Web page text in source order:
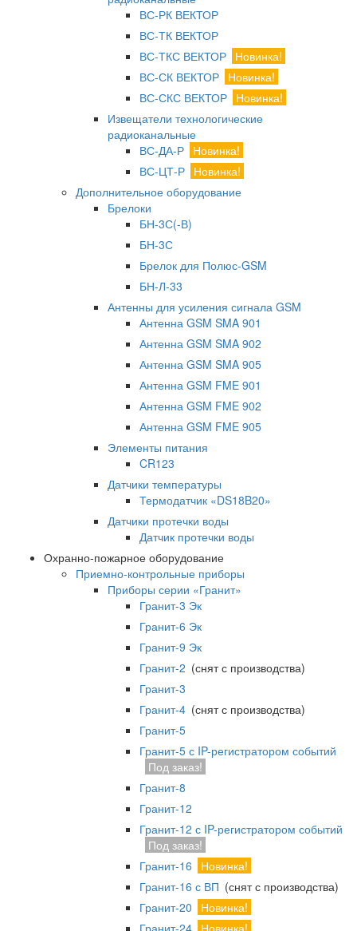
ВС-РК ВЕКТОР
ВС-ТК ВЕКТОР
ВС-ТКС ВЕКТОР Новинка!
ВС-СК ВЕКТОР Новинка!
ВС-СКС ВЕКТОР Новинка!
Извещатели технологические
радиоканальные
ВС-ДА-Р Новинка!
ВС-ЦТ-Р Новинка!
Дополнительное оборудование
Брелоки
БН-3С(-В)
БН-3С
Брелок для Полюс-GSM
БН-Л-33
Антенны для усиления сигнала GSM
Антенна GSM SMA 901
Антенна GSM SMA 902
Антенна GSM SMA 905
Антенна GSM FME 901
Антенна GSM FME 902
Антенна GSM FME 905
Элементы питания
CR123
Датчики температуры
Термодатчик «DS18B20»
Датчики протечки воды
Датчик протечки воды
Охранно-пожарное оборудование
Приемно-контрольные приборы
Приборы серии «Гранит»
Гранит-3 Эк
Гранит-6 Эк
Гранит-9 Эк
Гранит-2 (снят с производства)
Гранит-3
Гранит-4 (снят с производства)
Гранит-5
Гранит-5 с IP-регистратором событий
Под заказ!
Гранит-8
Гранит-12
Гранит-12 с IP-регистратором событий
Под заказ!
Гранит-16
Новинка!
Гранит-16 с ВП (снят с производства)
Гранит-20
Новинка!
Гранит-24 Новинка!